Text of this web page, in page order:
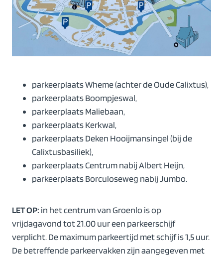
parkeerplaats Wheme (achter de Oude Calixtus),
parkeerplaats Boompjeswal,
parkeerplaats Maliebaan,
parkeerplaats Kerkwal,
parkeerplaats Deken Hooijmansingel (bij de
Calixtusbasiliek),
parkeerplaats Centrum nabij Albert Heijn,
parkeerplaats Borculoseweg nabij Jumbo.
LET OP: in het centrum van Groenlo is op
vrijdagavond tot 21.00 uur een parkeerschijf
verplicht. De maximum parkeertijd met schijf is 1,5 uur.
De betreffende parkeervakken zijn aangegeven met